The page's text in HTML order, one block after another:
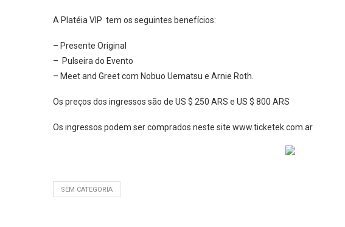
A Platéia VIP tem os seguintes benefícios:
– Presente Original
– Pulseira do Evento
– Meet and Greet com Nobuo Uematsu e Arnie Roth.
Os preços dos ingressos são de US $ 250 ARS e US $ 800 ARS
Os ingressos podem ser comprados neste site www.ticketek.com.ar
SEM CATEGORIA